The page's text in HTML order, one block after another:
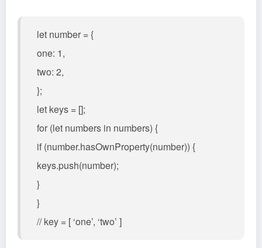
let number = {
one: 1,
two: 2,
};
let keys = [];
for (let numbers in numbers) {
if (number.hasOwnProperty(number)) {
keys.push(number);
}
}
// key = [ ‘one’, ‘two’ ]